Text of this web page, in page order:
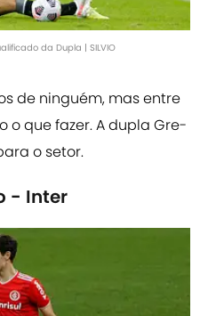
da Dupla | SILVIO
de ninguém, mas entre
o que fazer. A dupla Gre-
o setor.
- Inter